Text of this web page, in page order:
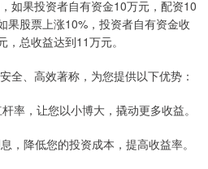
如果投资者自有资金10万元，配资10
果股票上涨10%，投资者自有资金收
总收益达到11万元。
全、高效著称，为您提供以下优势：
率，让您以小博大，撬动更多收益。
，降低您的投资成本，提高收益率。